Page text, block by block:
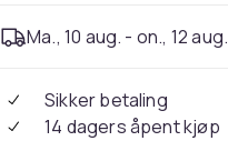
Ma., 10 aug. - on., 12 aug.
Sikker betaling
14 dagers åpent kjøp